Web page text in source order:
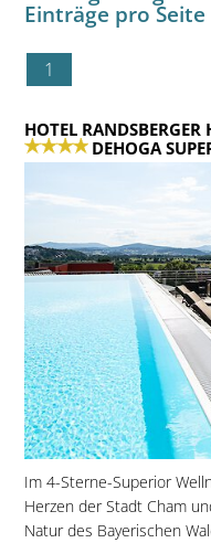
Einträge pro Seite
1
HOTEL RANDSBERGER
DEHOGA
Im 4-Sterne-Superior
Herzen der Stadt Cham
Natur des Bayerischen